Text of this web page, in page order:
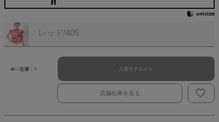
レッド/405
40 / 在庫：× 入荷リクエスト
店舗在庫を見る